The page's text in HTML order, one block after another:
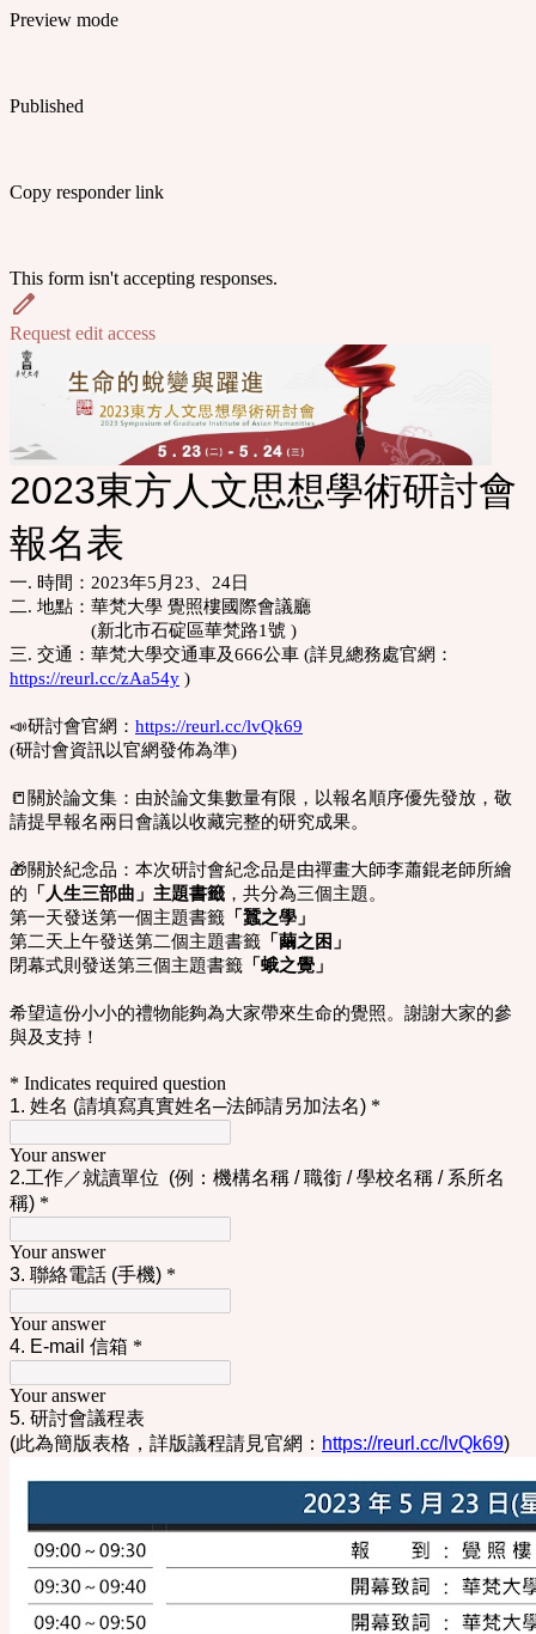
Preview mode
Published
Copy responder link
This form isn't accepting responses.
Request edit access
2023東方人文思想學術研討會
報名表
一. 時間：2023年5月23、24日
二. 地點：華梵大學 覺照樓國際會議廳
(新北市石碇區華梵路1號 )
三. 交通：華梵大學交通車及666公車 (詳見總務處官網：
https://reurl.cc/zAa54y )
📣研討會官網： https://reurl.cc/lvQk69
(研討會資訊以官網發佈為準)
📒 關於論文集：由於論文集數量有限，以報名順序優先發放，敬
請提早報名兩日會議以收藏完整的研究成果。
🎁關於紀念品：本次研討會紀念品是由禪畫大師李蕭錕老師所繪
的 「人生三部曲」主題書籤 ，共分為三個主題。
第一天發送第一個主題書籤 「蠶之學」
第二天上午發送第二個主題書籤 「繭之困」
閉幕式則發送第三個主題書籤 「蛾之覺」
希望這份小小的禮物能夠為大家帶來生命的覺照。謝謝大家的參
與及支持！
* Indicates required question
1. 姓名 (請填寫真實姓名─法師請另加法名) *
Your answer
2.工作／就讀單位 (例：機構名稱 / 職銜 / 學校名稱 / 系所名
稱) *
Your answer
3. 聯絡電話 (手機) *
Your answer
4. E-mail 信箱 *
Your answer
5. 研討會議程表
(此為簡版表格，詳版議程請見官網： https://reurl.cc/lvQk69)